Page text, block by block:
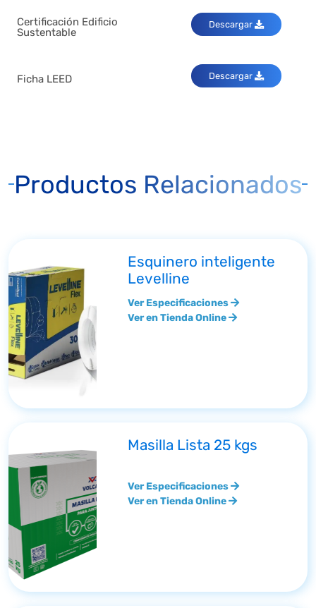
Certificación Edificio
Sustentable
Descargar
Ficha LEED Descargar
Productos Relacionados
Esquinero inteligente
Levelline
Ver Especificaciones
Ver en Tienda Online
Masilla Lista 25 kgs
Ver Especificaciones
Ver en Tienda Online